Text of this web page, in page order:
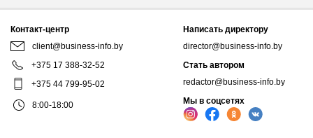
Контакт-центр
client@business-info.by
+375 17 388-32-52
+375 44 799-95-02
8:00-18:00
Написать директору
director@business-info.by
Стать автором
redactor@business-info.by
Мы в соцсетях